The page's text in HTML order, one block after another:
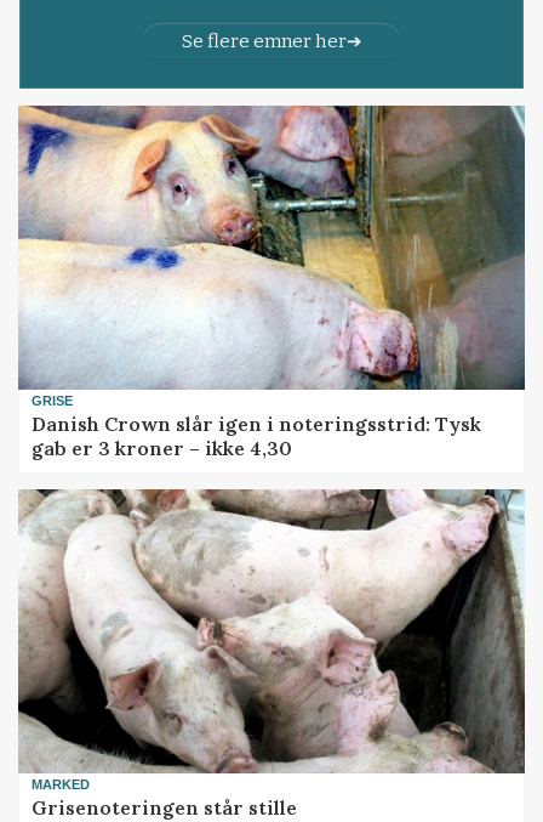
Se flere emner her
GRISE
Danish Crown slår igen i noteringsstrid: Tysk
gab er 3 kroner – ikke 4,30
MARKED
Grisenoteringen står stille